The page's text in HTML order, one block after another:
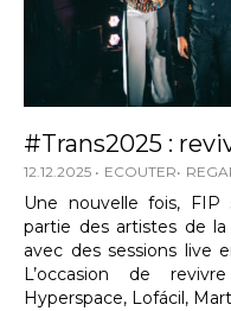
#Trans2025 :
12.12.2025 ECOUTER
Une nouvelle fois, FIP
partie des artistes de la
avec des sessions live
L’occasion de
Hyperspace, Lofácil,